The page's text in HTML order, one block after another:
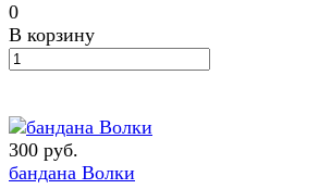
0
В корзину
300 руб.
бандана Волки